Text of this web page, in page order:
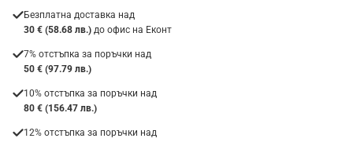
Безплатна доставка над
30 € (58.68 лв.) до офис на Еконт
7% отстъпка за поръчки над
50 € (97.79 лв.)
10% отстъпка за поръчки над
80 € (156.47 лв.)
12% отстъпка за поръчки над